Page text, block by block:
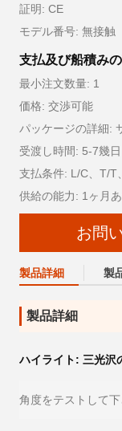
証明: CE
モデル番号: 無接触
支払及び船積み
最小注文数量: 1
価格: 交渉可能
パッケージの詳細:
受渡し時間: 5-7幾日
支払条件: L/C、T/T
供給の能力: 1ヶ月
お問
製品詳細 製
製品詳細
ハイライト: 三光沢
角度をテストして